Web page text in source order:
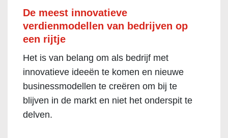
De meest innovatieve
verdienmodellen van bedrijven op
een rijtje
Het is van belang om als bedrijf met
innovatieve ideeën te komen en nieuwe
businessmodellen te creëren om bij te
blijven in de markt en niet het onderspit te
delven.